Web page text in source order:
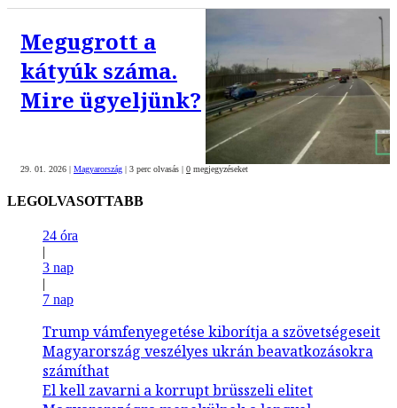
Megugrott a
kátyúk száma.
Mire ügyeljünk?
29. 01. 2026 | Magyarország | 3 perc olvasás | 0 megjegyzéseket
LEGOLVASOTTABB
24 óra
|
3 nap
|
7 nap